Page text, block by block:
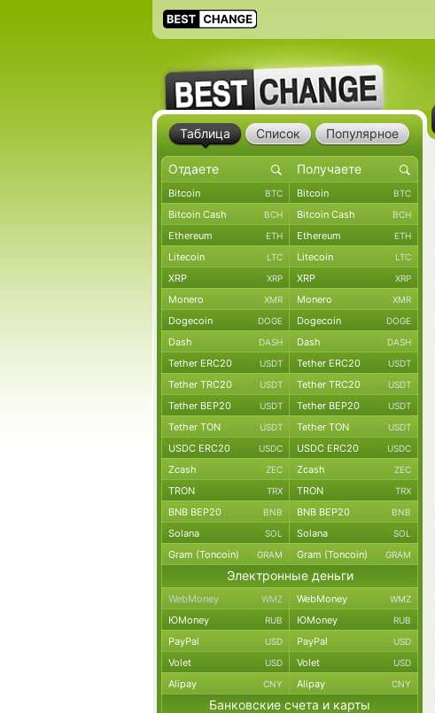
Таблица Список Популярное
Bitcoin BTC Bitcoin BTC
Bitcoin Cash BCH Bitcoin Cash BCH
Ethereum ETH Ethereum ETH
Litecoin LTC Litecoin LTC
XRP XRP XRP XRP
Monero XMR Monero XMR
Dogecoin DOGE Dogecoin DOGE
Dash DASH Dash DASH
Tether ERC20 USDT Tether ERC20 USDT
Tether TRC20 USDT Tether TRC20 USDT
Tether BEP20 USDT Tether BEP20 USDT
Tether TON USDT Tether TON USDT
USDC ERC20 USDC USDC ERC20 USDC
Zcash ZEC Zcash ZEC
TRON TRX TRON TRX
BNB BEP20 BNB BNB BEP20 BNB
Solana SOL Solana SOL
Gram (Toncoin) GRAM Gram (Toncoin) GRAM
Электронные деньги
WebMoney WMZ WebMoney WMZ
ЮMoney RUB ЮMoney RUB
PayPal USD PayPal USD
Volet USD Volet USD
Alipay CNY Alipay CNY
Банковские счета и карты